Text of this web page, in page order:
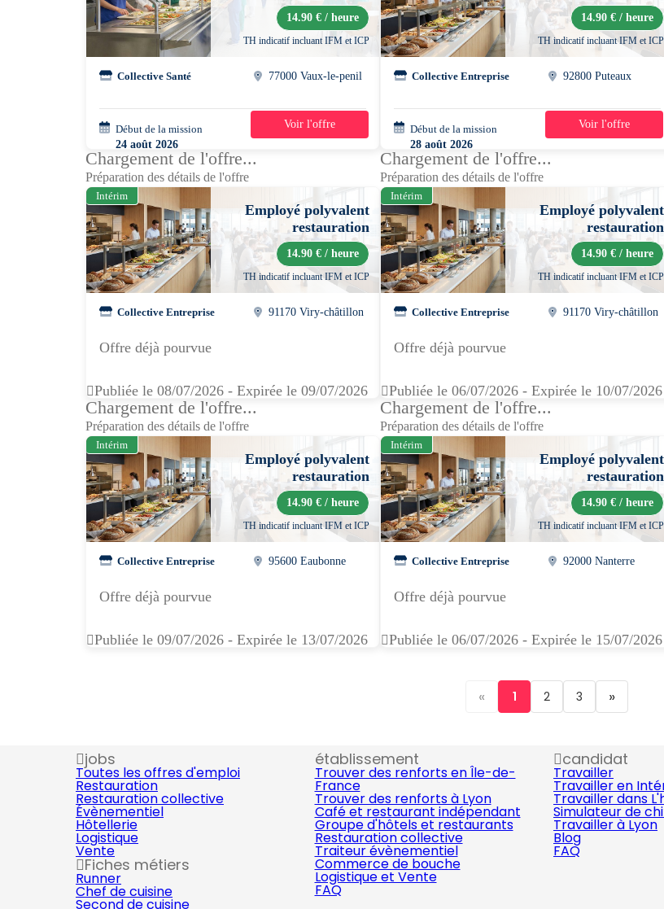
14.90 € / heure
TH indicatif incluant IFM et ICP
Collective Santé 77000 Vaux-le-penil
Début de la mission
24 août 2026
10h30 - 14h30
2 mois
Voir l'offre
14.90 € / heure
TH indicatif incluant IFM et ICP
Collective Entreprise 92800 Puteaux
Début de la mission
28 août 2026
10h00 - 15h00
5 jours
Voir l'offre
Chargement de l'offre...
Préparation des détails de l'offre
Intérim
Employé polyvalent
restauration
14.90 € / heure
TH indicatif incluant IFM et ICP
Collective Entreprise 91170 Viry-châtillon
Offre déjà pourvue
Publiée le 08/07/2026 - Expirée le 09/07/2026
Chargement de l'offre...
Préparation des détails de l'offre
Intérim
Employé polyvalent
restauration
14.90 € / heure
TH indicatif incluant IFM et ICP
Collective Entreprise 91170 Viry-châtillon
Offre déjà pourvue
Publiée le 06/07/2026 - Expirée le 10/07/2026
Chargement de l'offre...
Préparation des détails de l'offre
Intérim
Employé polyvalent
restauration
14.90 € / heure
TH indicatif incluant IFM et ICP
Collective Entreprise 95600 Eaubonne
Offre déjà pourvue
Publiée le 09/07/2026 - Expirée le 13/07/2026
Chargement de l'offre...
Préparation des détails de l'offre
Intérim
Employé polyvalent
restauration
14.90 € / heure
TH indicatif incluant IFM et ICP
Collective Entreprise 92000 Nanterre
Offre déjà pourvue
Publiée le 06/07/2026 - Expirée le 15/07/2026
« 1 2 3 »
jobs
Toutes les offres d'emploi
Restauration
Restauration collective
Évènementiel
Hôtellerie
Logistique
Vente
Fiches métiers
Runner
Chef de cuisine
Second de cuisine
établissement
Trouver des renforts en Île-de-
France
Trouver des renforts à Lyon
Café et restaurant indépendant
Groupe d'hôtels et restaurants
Restauration collective
Traiteur évènementiel
Commerce de bouche
Logistique et Vente
FAQ
candidat
Travailler
Travailler en
Travailler dans
Simulateur de
Travailler à Lyon
Blog
FAQ